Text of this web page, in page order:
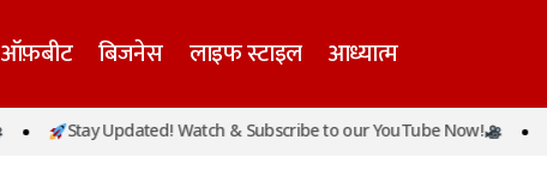
ऑफ़बीट बिजनेस लाइफ स्टाइल आध्यात्म
Stay Updated! Watch & Subscribe to our YouTube Now!